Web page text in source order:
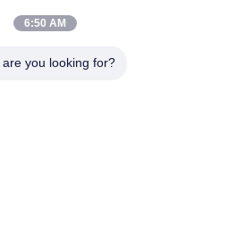
6:50 AM
you looking for?